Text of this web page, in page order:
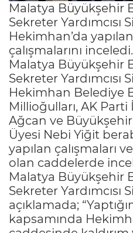
Malatya Büyükşehir
Sekreter Yardımcısı
Hekimhan’da
çalışmalarını inceledi.
Malatya Büyükşehir
Sekreter Yardımcısı
Hekimhan Belediye
Millioğulları, AK Parti
Ağcan ve
Üyesi Nebi Yiğit
yapılan çalışmaları
olan caddelerde
Malatya Büyükşehir
Sekreter Yardımcısı
açıklamada;
kapsamında